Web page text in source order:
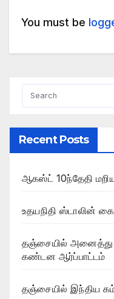
You must be
Recent Posts
ஆகஸ்ட் 10ந்தேதி
உதயநிதி ஸ்டாலின்
தஞ்சையில் அனைத்து
கண்டன ஆர்ப்பாட்டம்
தஞ்சையில் இந்திய